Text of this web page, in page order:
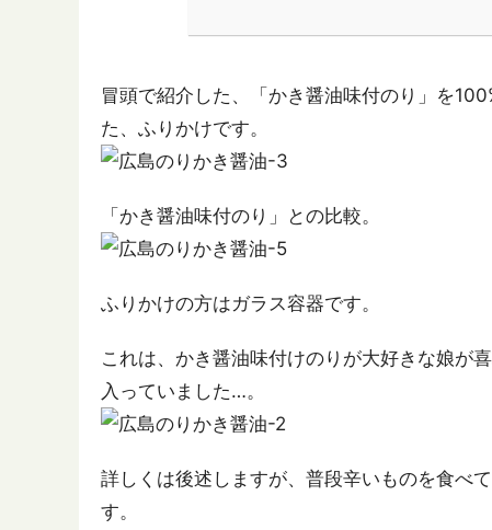
冒頭で紹介した、「かき醤油味付のり」を
た、ふりかけです。
「かき醤油味付のり」との比較。
ふりかけの方はガラス容器です。
これは、かき醤油味付けのりが大好きな娘が
入っていました…。
詳しくは後述しますが、普段辛いものを食べ
す。